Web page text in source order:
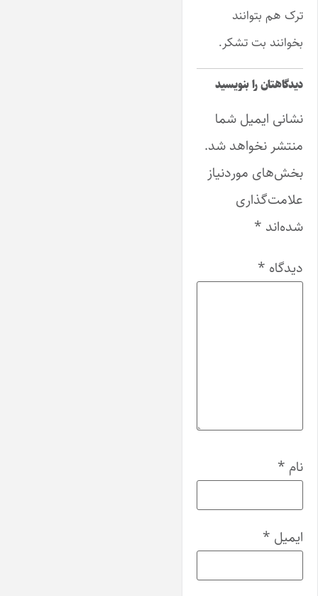
ترک هم بتوانند
بخوانند بت تشکر.
دیدگاهتان را بنویسید
نشانی ایمیل شما
منتشر نخواهد شد.
بخش‌های موردنیاز
علامت‌گذاری
شده‌اند *
دیدگاه *
نام *
ایمیل *